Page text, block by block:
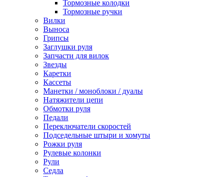
Тормозные колодки
Тормозные ручки
Вилки
Выноса
Грипсы
Заглушки руля
Запчасти для вилок
Звезды
Каретки
Кассеты
Манетки / моноблоки / дуалы
Натяжители цепи
Обмотки руля
Педали
Переключатели скоростей
Подседельные штыри и хомуты
Рожки руля
Рулевые колонки
Рули
Седла